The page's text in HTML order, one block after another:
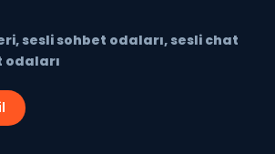
sesli sohbet odaları, sesli chat
odaları